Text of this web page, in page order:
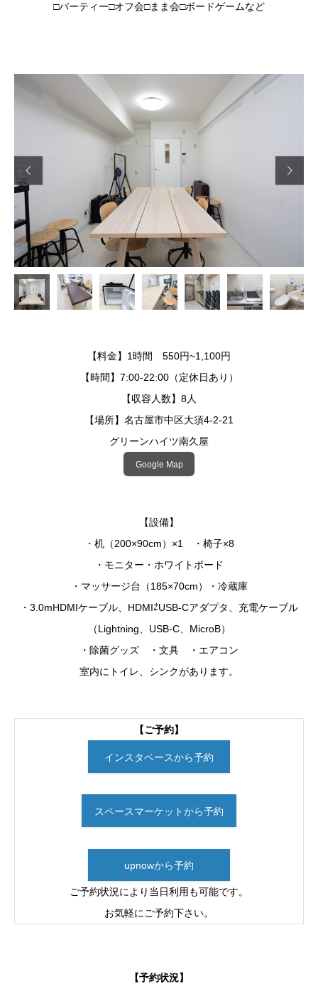
□パーティー□オフ会□まま会□ボードゲームなど
 
【料金】1時間 550円~1,100円
【時間】7:00-22:00（定休日あり）
【収容人数】8人
【場所】名古屋市中区大須4-2-21
グリーンハイツ南久屋
Google Map
【設備】
・机（200×90cm）×1 ・椅子×8
・モニター・ホワイトボード
・マッサージ台（185×70cm）・冷蔵庫
・3.0mHDMIケーブル、HDMI⇄USB-Cアダプタ、充電ケーブル
（Lightning、USB-C、MicroB）
・除菌グッズ ・文具 ・エアコン
室内にトイレ、シンクがあります。
【ご予約】
インスタベースから予約
スペースマーケットから予約
upnowから予約
ご予約状況により当日利用も可能です。
お気軽にご予約下さい。
【予約状況】